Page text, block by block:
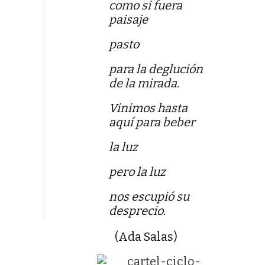
como si fuera
paisaje
pasto
para la deglución
de la mirada.
Vinimos hasta
aquí para beber
la luz
pero la luz
nos escupió su
desprecio.
(Ada Salas)